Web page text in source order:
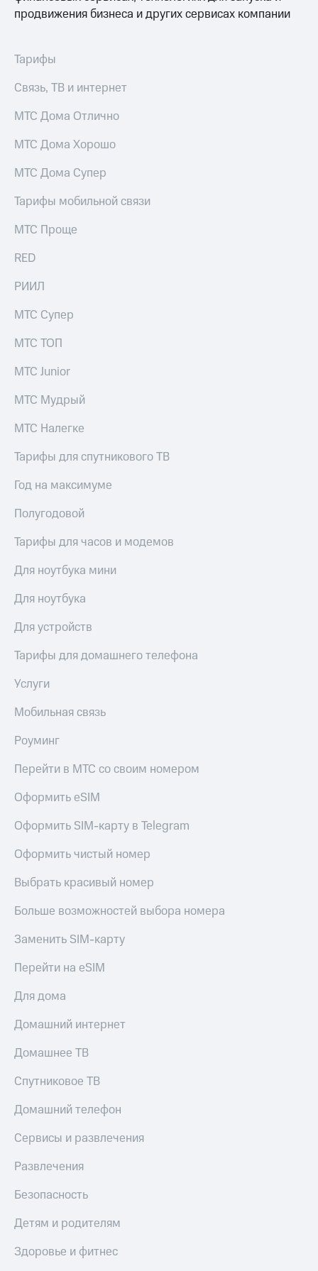
продвижения бизнеса и других сервисах компании
Тарифы
Связь, ТВ и интернет
МТС Дома Отлично
МТС Дома Хорошо
МТС Дома Супер
Тарифы мобильной связи
МТС Проще
RED
РИИЛ
МТС Супер
МТС ТОП
МТС Junior
МТС Мудрый
МТС Налегке
Тарифы для спутникового ТВ
Год на максимуме
Полугодовой
Тарифы для часов и модемов
Для ноутбука мини
Для ноутбука
Для устройств
Тарифы для домашнего телефона
Услуги
Мобильная связь
Роуминг
Перейти в МТС со своим номером
Оформить eSIM
Оформить SIM-карту в Telegram
Оформить чистый номер
Выбрать красивый номер
Больше возможностей выбора номера
Заменить SIM-карту
Перейти на eSIM
Для дома
Домашний интернет
Домашнее ТВ
Спутниковое ТВ
Домашний телефон
Сервисы и развлечения
Развлечения
Безопасность
Детям и родителям
Здоровье и фитнес